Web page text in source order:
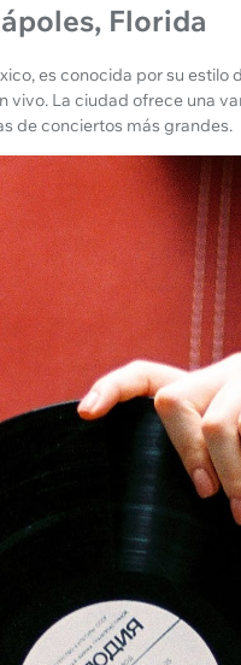
Florida
es conocida por su
vivo. La ciudad ofrece una
de conciertos más grandes.